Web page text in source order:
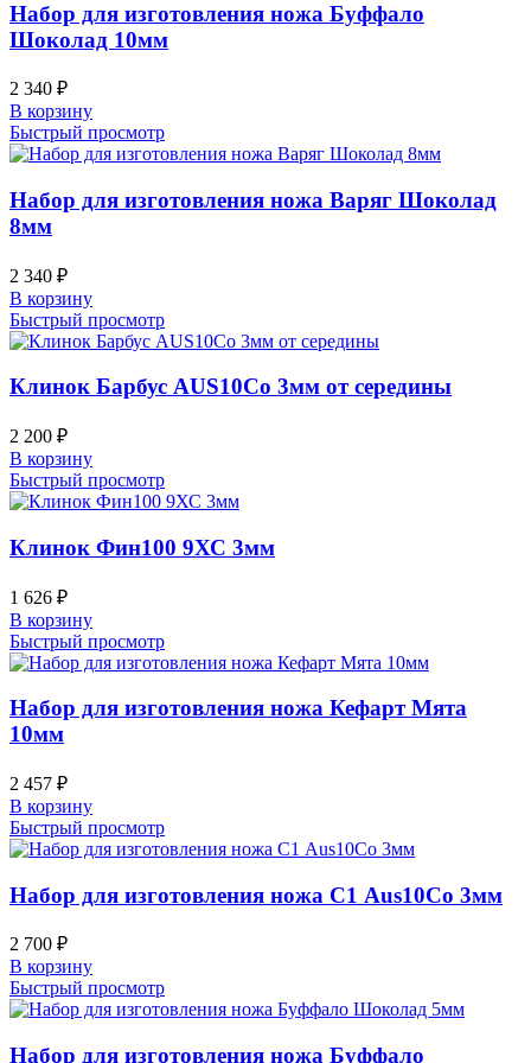
Набор для изготовления ножа Буффало
Шоколад 10мм
2 340 ₽
В корзину
Быстрый просмотр
Набор для изготовления ножа Варяг Шоколад
8мм
2 340 ₽
В корзину
Быстрый просмотр
Клинок Барбус AUS10Co 3мм от середины
2 200 ₽
В корзину
Быстрый просмотр
Клинок Фин100 9ХС 3мм
1 626 ₽
В корзину
Быстрый просмотр
Набор для изготовления ножа Кефарт Мята
10мм
2 457 ₽
В корзину
Быстрый просмотр
Набор для изготовления ножа С1 Aus10Co 3мм
2 700 ₽
В корзину
Быстрый просмотр
Набор для изготовления ножа Буффало